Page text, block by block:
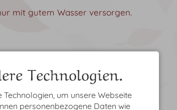
mit gutem Wasser versorgen.
Technologien.
um unsere Webseite
personenbezogene Daten wie